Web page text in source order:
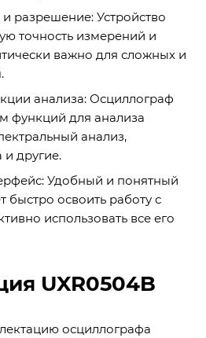
разрешение: Устройство
точность измерений и
важно для сложных и
анализа: Осциллограф
функций для анализа
анализ,
другие.
Удобный и понятный
быстро освоить работу с
использовать все его
UXR0504B
осциллографа